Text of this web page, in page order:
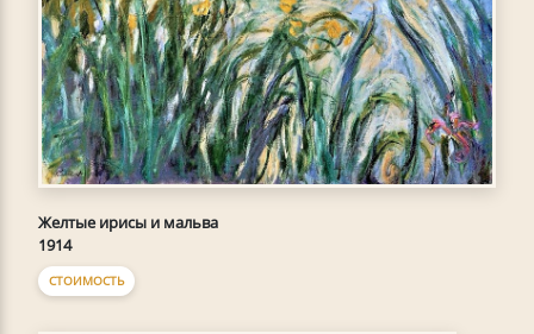
Желтые ирисы и мальва
1914
СТОИМОСТЬ